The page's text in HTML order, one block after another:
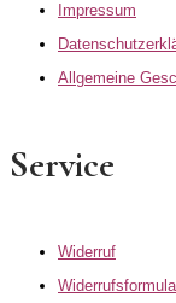
Impressum
Allgemeine
Service
Widerruf